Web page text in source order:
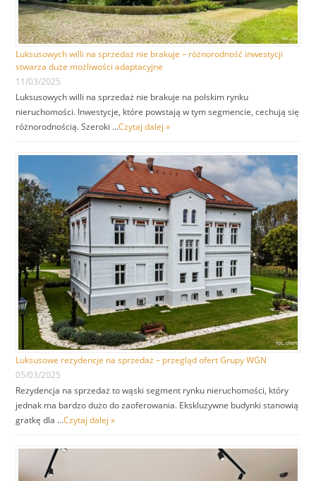
Luksusowych willi na sprzedaż nie brakuje – różnorodność inwestycji
stwarza duże możliwości adaptacyjne
11/03/2025
Luksusowych willi na sprzedaż nie brakuje na polskim rynku
nieruchomości. Inwestycje, które powstają w tym segmencie, cechują się
różnorodnością. Szeroki …Czytaj dalej »
Luksusowe rezydencje na sprzedaż – przegląd ofert Grupy WGN
05/03/2025
Rezydencja na sprzedaż to wąski segment rynku nieruchomości, który
jednak ma bardzo dużo do zaoferowania. Ekskluzywne budynki stanowią
gratkę dla …Czytaj dalej »